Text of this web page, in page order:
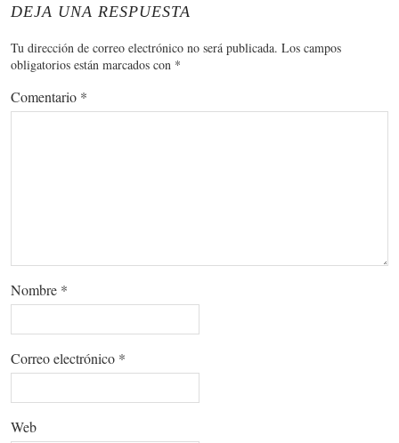
DEJA UNA RESPUESTA
Tu dirección de correo electrónico no será publicada. Los campos
obligatorios están marcados con *
Comentario *
Nombre *
Correo electrónico *
Web